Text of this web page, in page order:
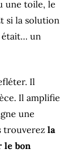
une toile, le
si la solution
était… un
Il
Il amplifie
une
trouverez la
le bon